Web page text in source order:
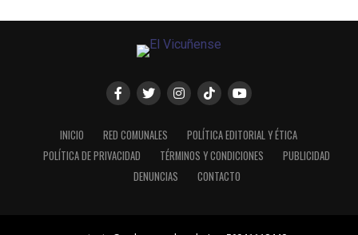
INICIO RED COMUNALES
POLÍTICA EDITORIAL Y ÉTICA
POLÍTICA DE PRIVACIDAD
TÉRMINOS Y CONDICIONES
PUBLICIDAD
DENUNCIAS
CONTACTO